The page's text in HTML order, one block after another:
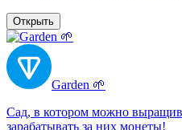
Открыть
Garden 🌱
Сад, в котором можно
зарабатывать за них монеты!